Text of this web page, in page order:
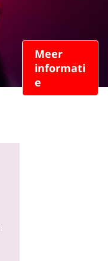
Meer
informati
e